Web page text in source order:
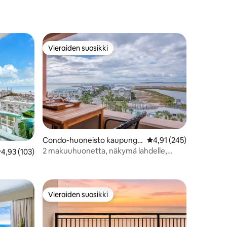
arvio 4,93/5, 103 arvostelua
4,93 (103)
Vieraiden suosikki
Vieraiden suosikki
Condo-huoneisto kaupungis
sa Destin
Keskimääräinen arvio
4,91 (245)
2 makuuhuonetta, näkymä lahdelle,
Vieraiden suosikki
Vieraiden suosikki